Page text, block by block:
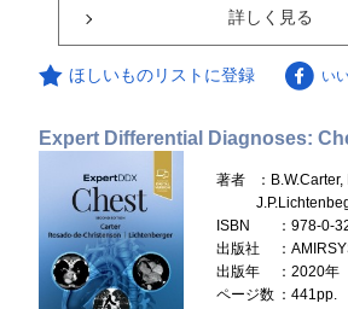
詳しく見る
ほしいものリストに登録 い
Expert Differential Diagnoses:
著者
：
ISBN
：978-0-
出版社
：
出版年
：2020年
ページ数 ：441pp.